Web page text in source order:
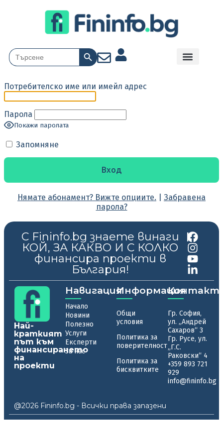
Search
for:
Search Button
Потребителско име или имейл адрес
Парола
Покажи паролата
Запомняне
Нямате абонамент? Вижте опциите.
Забравена
парола?
С Fininfo.bg знаете винаги
КОЙ, ЗА КАКВО И С КОЛКО
финансира проекти в
България!
|
Най-
краткият
път към
финансирането
на
проекти
Навигация
Начало
Новини
Полезно
Услуги
Експерти
За нас
Информация
Общи
условия
Политика за
поверителност
Политика за
бисквитките
Гр. София,
ул. „Андрей
Сахаров“ 3
Гр. Русе, ул.
„Г.С.
Раковски“ 4
+359 893 721
929
info@fininfo.bg
@2026 Fininfo.bg - Всички права запазени